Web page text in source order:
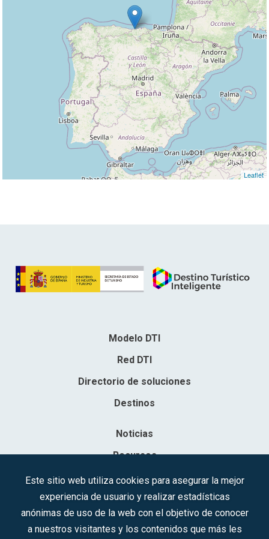
Leaflet
Modelo DTI
Red DTI
Directorio de soluciones
Destinos
Noticias
Recursos
Contacto
Sociedad Mercantil Estatal para la Gestión de la Innovación y las
Este sitio web utiliza cookies para asegurar la mejor
experiencia de usuario y realizar estadísticas
anónimas de uso de la web con el objetivo de conocer
a nuestros visitantes y los contenidos que más les